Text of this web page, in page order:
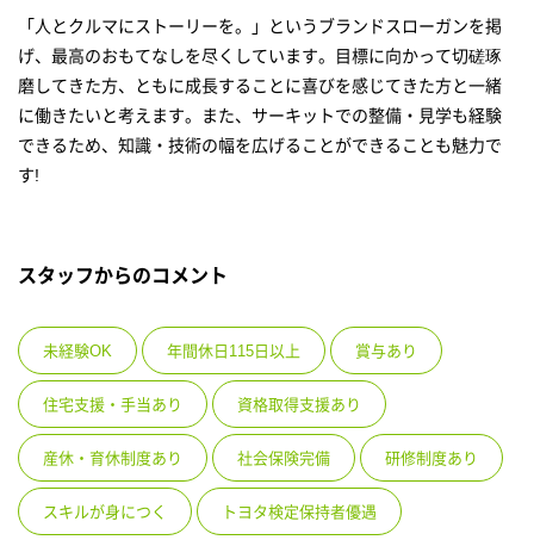
「人とクルマにストーリーを。」というブランドスローガンを掲
げ、最高のおもてなしを尽くしています。目標に向かって切磋琢
磨してきた方、ともに成長することに喜びを感じてきた方と一緒
に働きたいと考えます。また、サーキットでの整備・見学も経験
できるため、知識・技術の幅を広げることができることも魅力で
す!
スタッフからのコメント
未経験OK 年間休日115日以上 賞与あり
住宅支援・手当あり 資格取得支援あり
産休・育休制度あり 社会保険完備 研修制度あり
スキルが身につく トヨタ検定保持者優遇